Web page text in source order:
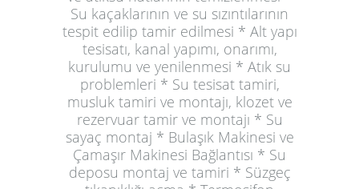
Su kaçaklarının ve su sızıntılarının
tespit edilip tamir edilmesi * Alt yapı
tesisatı, kanal yapımı, onarımı,
kurulumu ve yenilenmesi * Atık su
problemleri * Su tesisat tamiri,
musluk tamiri ve montajı, klozet ve
rezervuar tamir ve montajı * Su
sayaç montaj * Bulaşık Makinesi ve
Çamaşır Makinesi Bağlantısı * Su
deposu montaj ve tamiri * Süzgeç